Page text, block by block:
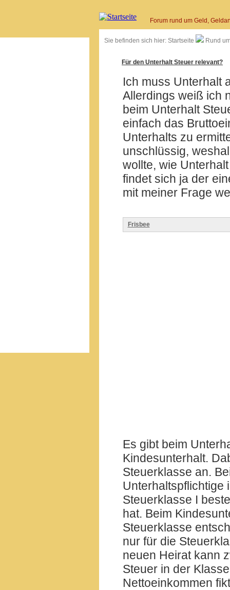
Forum rund um Geld,
Sie befinden sich hier: Startseite Rund
Für den Unterhalt Steuer relevant?
Ich muss Unterhalt
Allerdings weiß ich
beim Unterhalt
einfach das
Unterhalts zu
unschlüssig,
wollte, wie
findet sich ja der
mit meiner Frage
Frisbee
Es gibt beim
Kindesunterhalt.
Steuerklasse an.
Unterhaltspflichtige
Steuerklasse I
hat. Beim
Steuerklasse
nur für die
neuen Heirat kann
Steuer in der
Nettoeinkommen